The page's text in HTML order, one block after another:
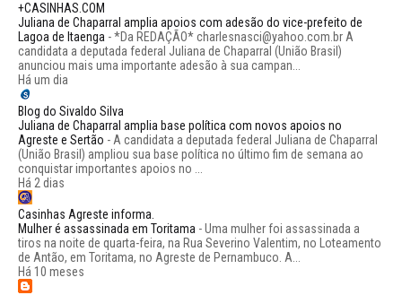
+CASINHAS.COM
Juliana de Chaparral amplia apoios com adesão do vice-prefeito de
Lagoa de Itaenga -*Da REDAÇÃO* charlesnasci@yahoo.com.br A
candidata a deputada federal Juliana de Chaparral (União Brasil)
anunciou mais uma importante adesão à sua campan...
Há um dia
Blog do Sivaldo Silva
Juliana de Chaparral amplia base política com novos apoios no
Agreste e Sertão -A candidata a deputada federal Juliana de Chaparral
(União Brasil) ampliou sua base política no último fim de semana ao
conquistar importantes apoios no ...
Há 2 dias
Casinhas Agreste informa.
Mulher é assassinada em Toritama -Uma mulher foi assassinada a
tiros na noite de quarta-feira, na Rua Severino Valentim, no Loteamento
de Antão, em Toritama, no Agreste de Pernambuco. A...
Há 10 meses